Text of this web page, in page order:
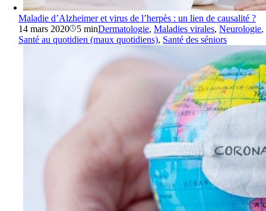
Maladie d’Alzheimer et virus de l’herpès : un lien de causalité ?
14 mars 2020
5 minDermatologie,Maladies virales,Neurologie,
Santé au quotidien (maux quotidiens), Santé des séniors